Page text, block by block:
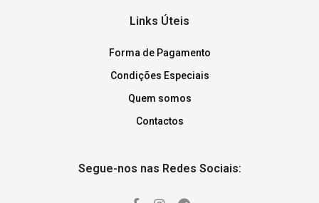
Links Úteis
Forma de Pagamento
Condições Especiais
Quem somos
Contactos
Segue-nos nas Redes Sociais: